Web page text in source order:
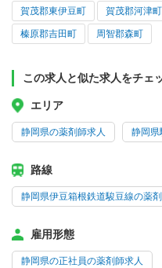
賀茂郡東伊豆町 賀茂郡河津町
榛原郡吉田町 周智郡森町
この求人と似た求人をチェ
エリア
静岡県の薬剤師求人 静岡県
路線
静岡県伊豆箱根鉄道駿豆線の薬
雇用形態
静岡県の正社員の薬剤師求人